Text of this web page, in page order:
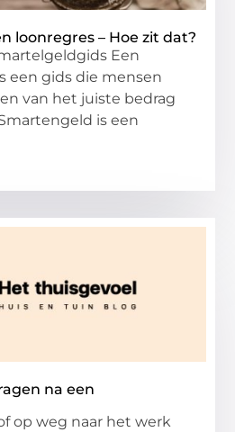
loonregres – Hoe zit dat?
Een
een gids die mensen
van het juiste bedrag
is een
na een
op weg naar het werk